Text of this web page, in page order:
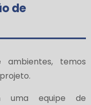
de
temos
uma equipe de